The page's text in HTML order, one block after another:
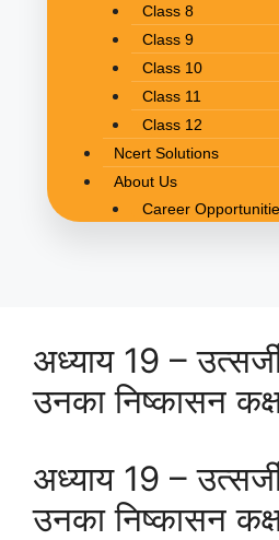
Class 8
Class 9
Class 10
Class 11
Class 12
Ncert Solutions
About Us
Career
अध्याय 19 –
उनका निष्कासन
अध्याय 19 –
उनका निष्कासन